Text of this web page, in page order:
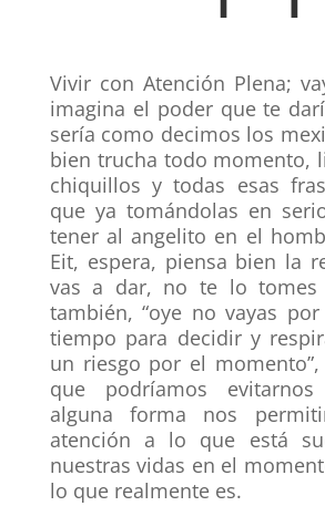
Vivir con Atención Plena;
imagina el poder que te
sería como decimos los
bien trucha todo momento,
chiquillos y todas esas
que ya tomándolas en
tener al angelito en el
Eit, espera, piensa bien la
vas a dar, no te lo tomes
también, “oye no vayas
tiempo para decidir y
un riesgo por el
que podríamos
alguna forma nos
atención a lo que está
nuestras vidas en el
lo que realmente es.